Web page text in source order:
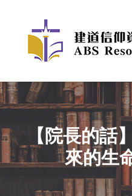
【院長的話
來的生